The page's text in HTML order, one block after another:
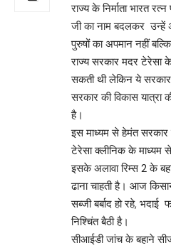
राज्य के निर्माता भारत
जी का नाम बदलकर उन्हें
पुरुषों का अपमान नहीं
राज्य सरकार मदर टेरेसा
सकती थी लेकिन ये
सरकार की विकास यात्रा
है।
इस माध्यम से हेमंत सरकार
टेरेसा क्लीनिक के माध्यम से
इसके अलावा रिम्स 2 के
ढाना चाहती है। आज
सब्जी बर्बाद हो रहे,
निश्चिंत बैठी है।
सीआईडी जांच के बहाने